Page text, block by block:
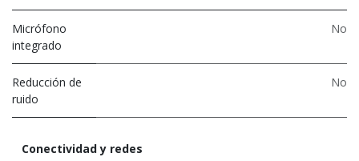
Micrófono
integrado
No
Reducción de
ruido
No
Conectividad y redes